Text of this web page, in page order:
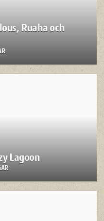
Ruaha och
Lagoon